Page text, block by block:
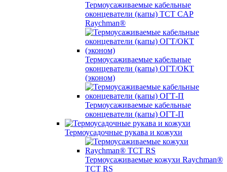
Термоусаживаемые кабельные
оконцеватели (капы) ТCT CAP
Raychman®
Термоусаживаемые кабельные
оконцеватели (капы) ОГТ/ОКТ
(эконом)
Термоусаживаемые кабельные
оконцеватели (капы) ОГТ-П
Термоусадочные рукава и кожухи
Термоусаживаемые кожухи Raychman®
TCT RS